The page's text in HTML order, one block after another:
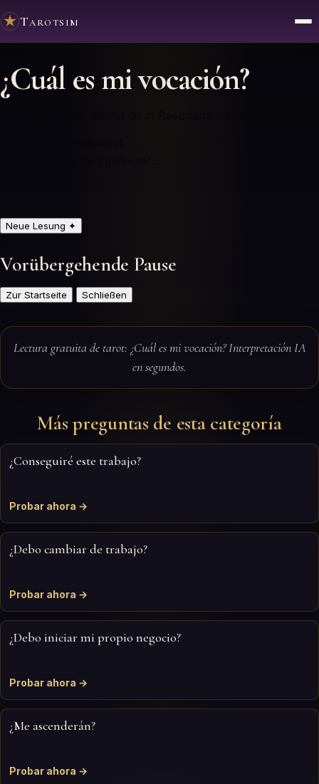
Tarotsim
¿Cuál es mi vocación?
Neue Lesung ✦
Vorübergehende Pause
Zur Startseite Schließen
Lectura gratuita de tarot: ¿Cuál es mi vocación? Interpretación IA
en segundos.
Más preguntas de esta categoría
¿Conseguiré este trabajo?
Probar ahora →
¿Debo cambiar de trabajo?
Probar ahora →
¿Debo iniciar mi propio negocio?
Probar ahora →
¿Me ascenderán?
Probar ahora →